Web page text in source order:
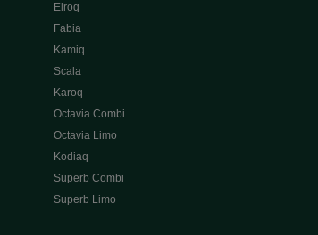
Elroq
Fabia
Kamiq
Scala
Karoq
Octavia Combi
Octavia Limo
Kodiaq
Superb Combi
Superb Limo